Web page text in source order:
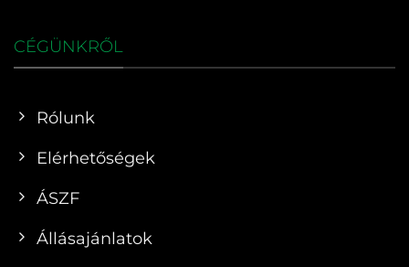
CÉGÜNKRŐL
Rólunk
Elérhetőségek
ÁSZF
Állásajánlatok